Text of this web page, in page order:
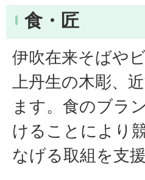
食・匠
伊吹在来そばや
上丹生の木彫、
ます。食のブラ
けることにより
なげる取組を支